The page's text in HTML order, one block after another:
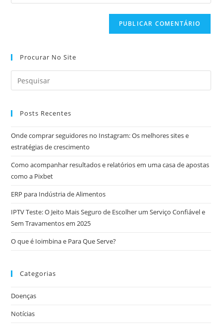
Procurar No Site
Posts Recentes
Onde comprar seguidores no Instagram: Os melhores sites e
estratégias de crescimento
Como acompanhar resultados e relatórios em uma casa de apostas
como a Pixbet
ERP para Indústria de Alimentos
IPTV Teste: O Jeito Mais Seguro de Escolher um Serviço Confiável e
Sem Travamentos em 2025
O que é Ioimbina e Para Que Serve?
Categorias
Doenças
Notícias